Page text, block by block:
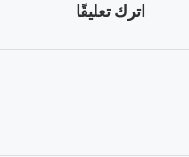
اترك تعليقًا